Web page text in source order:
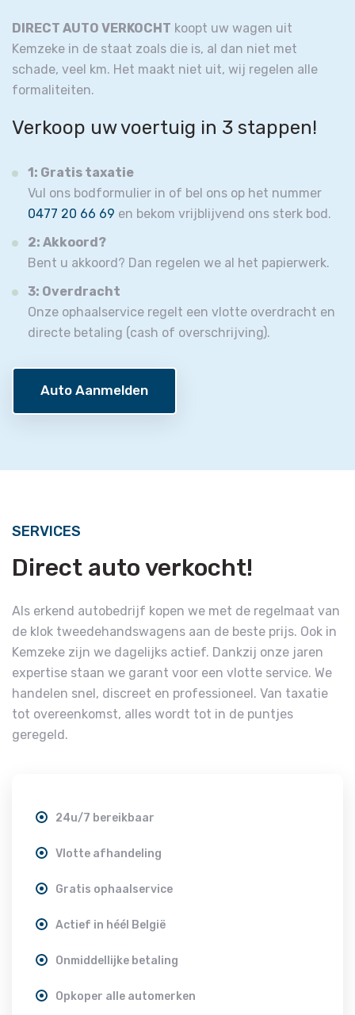
DIRECT AUTO VERKOCHT koopt uw wagen uit
Kemzeke in de staat zoals die is, al dan niet met
schade, veel km. Het maakt niet uit, wij regelen alle
formaliteiten.
Verkoop uw voertuig in 3 stappen!
1: Gratis taxatie
Vul ons bodformulier in of bel ons op het nummer
0477 20 66 69 en bekom vrijblijvend ons sterk bod.
2: Akkoord?
Bent u akkoord? Dan regelen we al het papierwerk.
3: Overdracht
Onze ophaalservice regelt een vlotte overdracht en
directe betaling (cash of overschrijving).
Auto Aanmelden
SERVICES
Direct auto verkocht!
Als erkend autobedrijf kopen we met de regelmaat van
de klok tweedehandswagens aan de beste prijs. Ook in
Kemzeke zijn we dagelijks actief. Dankzij onze jaren
expertise staan we garant voor een vlotte service. We
handelen snel, discreet en professioneel. Van taxatie
tot overeenkomst, alles wordt tot in de puntjes
geregeld.
24u/7 bereikbaar
Vlotte afhandeling
Gratis ophaalservice
Actief in héél België
Onmiddellijke betaling
Opkoper alle automerken